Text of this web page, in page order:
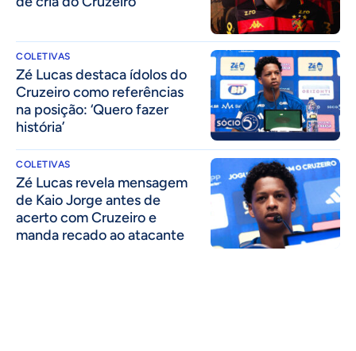
COLETIVAS
Zé Lucas destaca ídolos do
Cruzeiro como referências
na posição: ‘Quero fazer
história’
COLETIVAS
Zé Lucas revela mensagem
de Kaio Jorge antes de
acerto com Cruzeiro e
manda recado ao atacante